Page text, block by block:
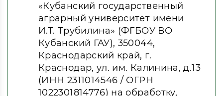
«Кубанский государственный
аграрный университет имени
И.Т. Трубилина» (ФГБОУ ВО
Кубанский ГАУ), 350044,
Краснодарский край, г.
Краснодар, ул. им. Калинина, д.13
(ИНН 2311014546 / ОГРН
1022301814776) на обработку,